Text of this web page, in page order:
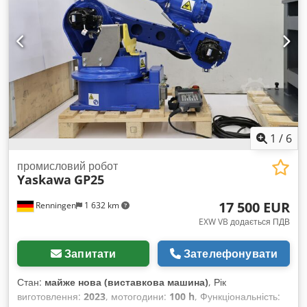
система світлових бар’єрів SICK, централізована система
керування SIEMENS SIMATIC HMI, сенсорна панель,
система контролю зварювання SKS Q80. Dkodpfx
Abjzqzdpsner
1 / 6
Renningen 1 632 km
промисловий робот
Yaskawa GP25
17 500 EUR
EXW VB додається ПДВ
Запитати Зателефонувати
Стан: майже нова (виставкова машина), Рік
виготовлення: 2023, мотогодини: 100 h, Функціональність: